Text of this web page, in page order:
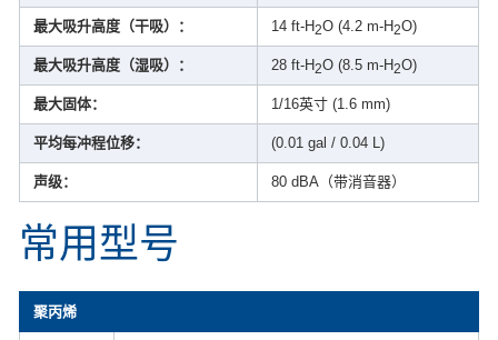
最大吸升高度（干吸）： 14 ft-H2O (4.2 m-H2O)
最大吸升高度（湿吸）： 28 ft-H2O (8.5 m-H2O)
最大固体： 1/16英寸 (1.6 mm)
平均每冲程位移： (0.01 gal / 0.04 L)
声级： 80 dBA（带消音器）
常用型号
聚丙烯